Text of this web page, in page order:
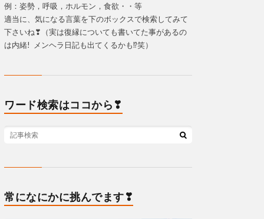
例：姿勢，呼吸，ホルモン，食欲・・等
適当に、気になる言葉を下のボックスで検索してみて
下さいね❣（実は復縁についても書いてた事があるの
は内緒! メンヘラ日記も出てくるかも⁉笑）
ワード検索はココから❣
常になにかに挑んでます❣